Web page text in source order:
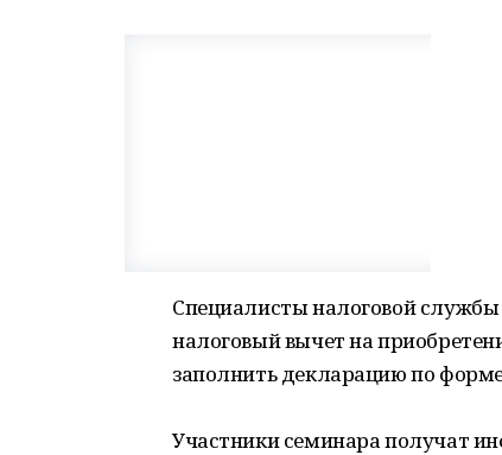
Специалисты налоговой
налоговый вычет на
заполнить декларацию по
Участники семинара получат